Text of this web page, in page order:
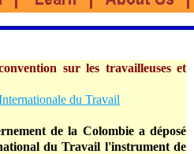
sur les travailleuses et
du Travail
de la Colombie a déposé
du Travail l'instrument de